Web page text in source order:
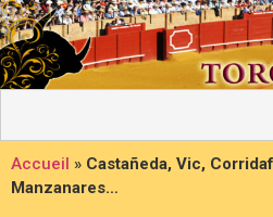
Accueil » Castañeda, Vic,
Manzanares…